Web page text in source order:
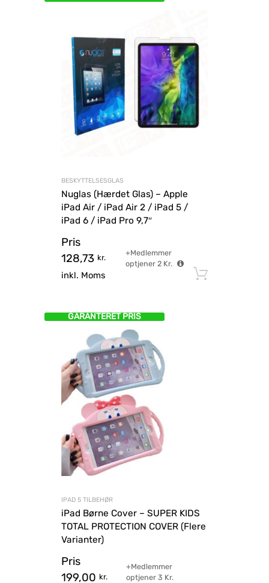
BESKYTTELSESGLAS
Nuglas (Hærdet Glas) – Apple
iPad Air / iPad Air 2 / iPad 5 /
iPad 6 / iPad Pro 9,7″
Pris
128,73 kr.
inkl. Moms
+Medlemmer
optjener 2Kr.
GARANTERET PRIS
IPAD 5 TILBEHØR
iPad Børne Cover – SUPER KIDS
TOTAL PROTECTION COVER (Flere
Varianter)
Pris
199,00 kr.
+Medlemmer
optjener 3 Kr.